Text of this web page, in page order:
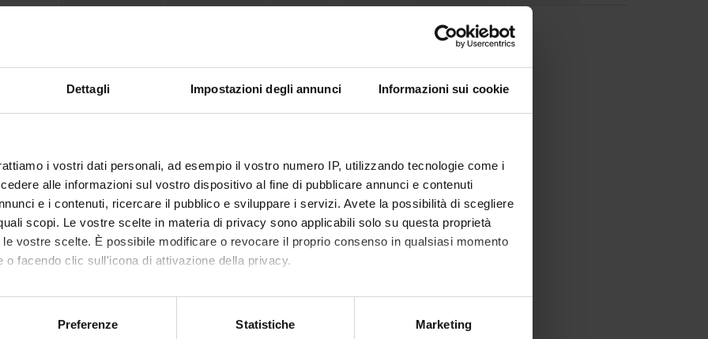
Dettagli Impostazioni degli annunci Informazioni sui cookie
i vostri dati personali, ad esempio il vostro numero IP, utilizzando tecnologie come i
alle informazioni sul vostro dispositivo al fine di pubblicare annunci e contenuti
e i contenuti, ricercare il pubblico e sviluppare i servizi. Avete la possibilità di scegliere
scopi. Le vostre scelte in materia di privacy sono applicabili solo su questa proprietà
vostre scelte. È possibile modificare o revocare il proprio consenso in qualsiasi momento
o facendo clic sull'icona di attivazione della privacy.
anche:
sulla tua posizione geografica, con un'approssimazione di qualche metro,
Preferenze Statistiche Marketing